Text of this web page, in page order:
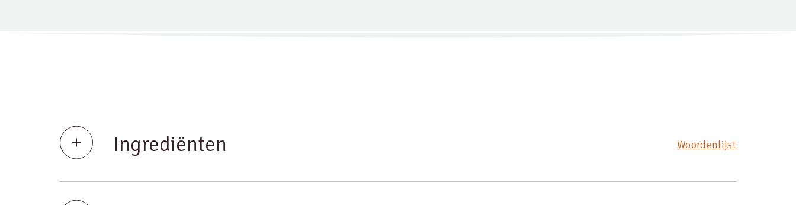
Ingrediënten Woordenlijst